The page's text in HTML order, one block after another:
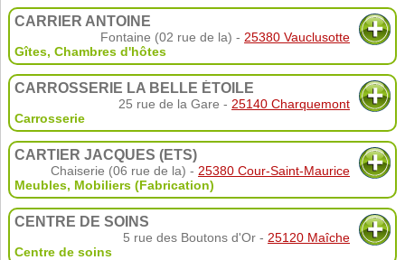
CARRIER ANTOINE
Fontaine (02 rue de la) - 25380 Vauclusotte
Gîtes, Chambres d'hôtes
CARROSSERIE LA BELLE ÉTOILE
25 rue de la Gare - 25140 Charquemont
Carrosserie
CARTIER JACQUES (ETS)
Chaiserie (06 rue de la) - 25380 Cour-Saint-Maurice
Meubles, Mobiliers (Fabrication)
CENTRE DE SOINS
5 rue des Boutons d'Or - 25120 Maîche
Centre de soins